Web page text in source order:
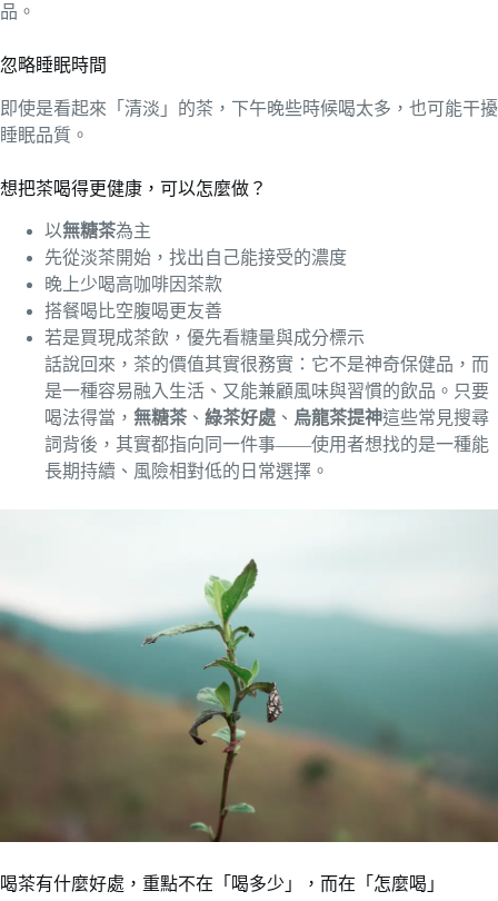
品。
忽略睡眠時間
即使是看起來「清淡」的茶，下午晚些時候喝太多，也可能干擾
睡眠品質。
想把茶喝得更健康，可以怎麼做？
以無糖茶為主
先從淡茶開始，找出自己能接受的濃度
晚上少喝高咖啡因茶款
搭餐喝比空腹喝更友善
若是買現成茶飲，優先看糖量與成分標示
話說回來，茶的價值其實很務實：它不是神奇保健品，而
是一種容易融入生活、又能兼顧風味與習慣的飲品。只要
喝法得當， 無糖茶 、 綠茶好處 、 烏龍茶提神這些常見搜尋
詞背後，其實都指向同一件事——使用者想找的是一種能
長期持續、風險相對低的日常選擇。
喝茶有什麼好處，重點不在「喝多少」，而在「怎麼喝」